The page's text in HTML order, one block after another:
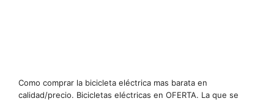
Como comprar la bicicleta eléctrica mas barata en
calidad/precio. Bicicletas eléctricas en OFERTA. La que se